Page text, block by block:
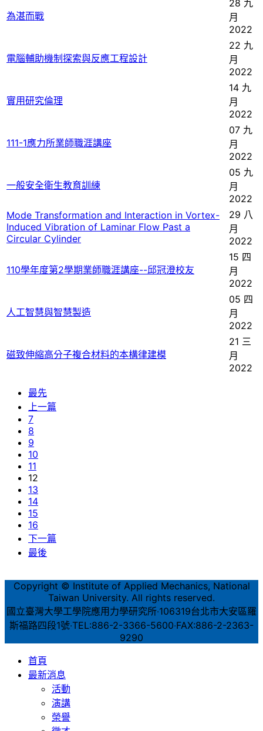
為湛而戰
28 九
月
2022
電腦輔助機制探索與反應工程設計
22 九
月
2022
實用研究倫理
14 九
月
2022
111-1應力所業師職涯講座
07 九
月
2022
一般安全衛生教育訓練
05 九
月
2022
Mode Transformation and Interaction in Vortex-
Induced Vibration of Laminar Flow Past a
Circular Cylinder
29 八
月
2022
110學年度第2學期業師職涯講座--邱冠澄校友
15 四
月
2022
人工智慧與智慧製造
05 四
月
2022
磁致伸縮高分子複合材料的本構律建模
21 三
月
2022
最先
上一篇
7
8
9
10
11
12
13
14
15
16
下一篇
最後
Copyright © Institute of Applied Mechanics, National
Taiwan University. All rights reserved.
國立臺灣大學工學院應用力學研究所‧106319台北市大安區羅
斯福路四段1號‧TEL:886-2-3366-5600‧FAX:886-2-2363-
9290
首頁
最新消息
活動
演講
榮譽